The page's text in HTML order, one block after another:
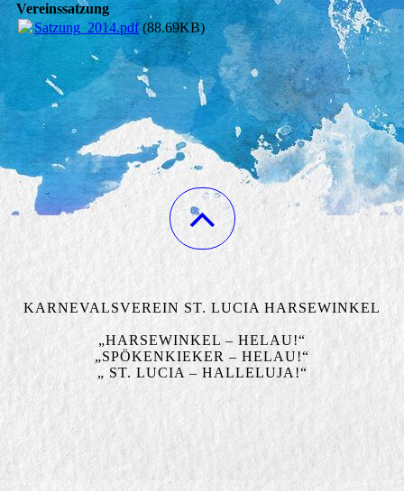
Vereinssatzung
Satzung_2014.pdf(88.69KB)
KARNEVALSVEREIN ST. LUCIA HARSEWINKEL
„HARSEWINKEL – HELAU!“
„SPÖKENKIEKER – HELAU!“
„ ST. LUCIA – HALLELUJA!“